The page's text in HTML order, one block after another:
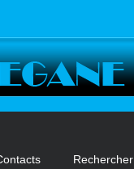
Rechercher